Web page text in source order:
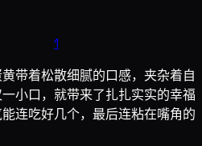
1
带着松散细腻的口感，夹杂着自
小口，就带来了扎扎实实的幸福
连吃好几个，最后连粘在嘴角的